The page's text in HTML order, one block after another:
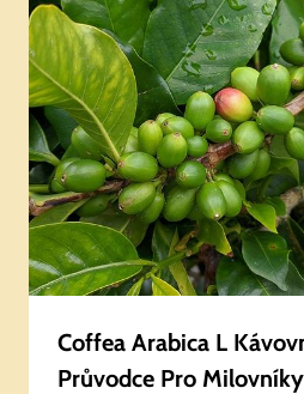
Coffea Arabica L
Průvodce Pro